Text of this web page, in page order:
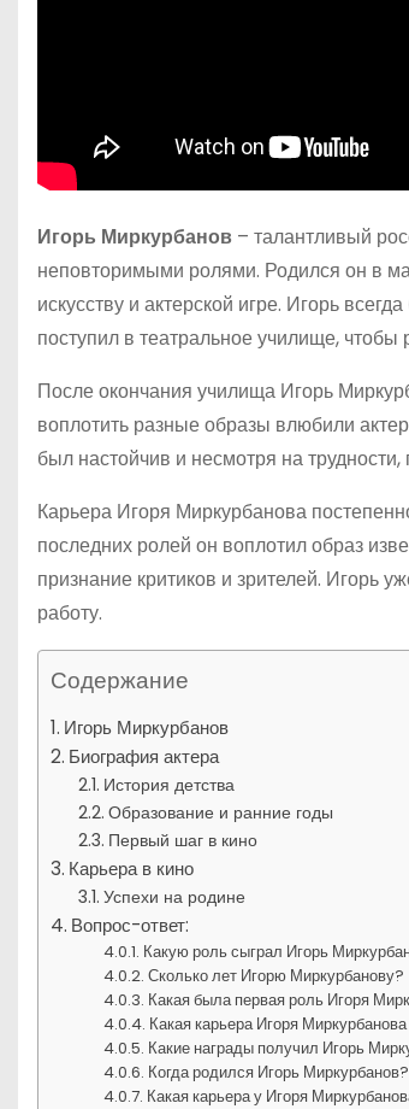
Игорь Миркурбанов – талантливый
неповторимыми ролями. Родился он в
искусству и актерской игре. Игорь
поступил в театральное училище, чтобы
После окончания училища Игорь
воплотить разные образы влюбили
был настойчив и несмотря на
Карьера Игоря Миркурбанова
последних ролей он воплотил образ
признание критиков и зрителей. Игорь
работу.
Содержание
Игорь Миркурбанов
Биография актера
История детства
Образование и ранние годы
Первый шаг в кино
Карьера в кино
Успехи на родине
Вопрос-ответ:
Какую роль сыграл Игорь
Сколько лет Игорю Миркурбанову?
Какая была первая роль Игоря
Какая карьера Игоря
Какие награды получил Игорь
Когда родился Игорь Миркурбанов?
Какая карьера у Игоря